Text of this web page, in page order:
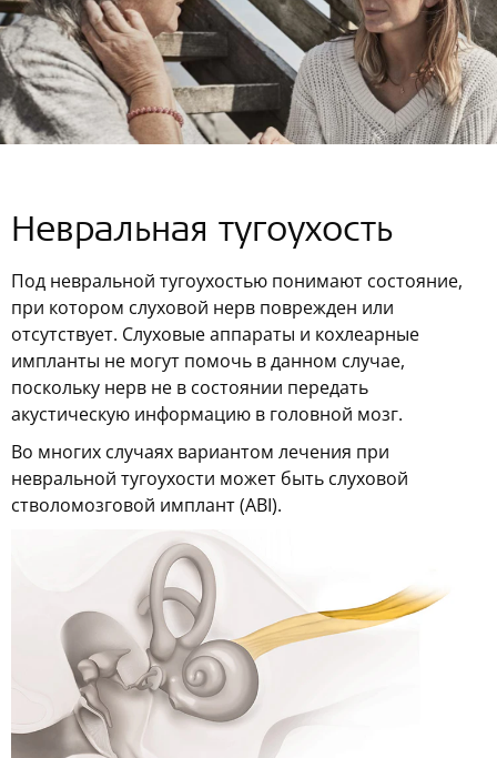
Невральная тугоухость
Под невральной тугоухостью понимают состояние,
при котором слуховой нерв поврежден или
отсутствует. Слуховые аппараты и кохлеарные
импланты не могут помочь в данном случае,
поскольку нерв не в состоянии передать
акустическую информацию в головной мозг.
Во многих случаях вариантом лечения при
невральной тугоухости может быть слуховой
стволомозговой имплант (ABI).